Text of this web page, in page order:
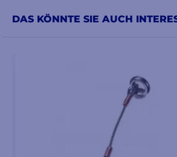
DAS KÖNNTE SIE AUCH